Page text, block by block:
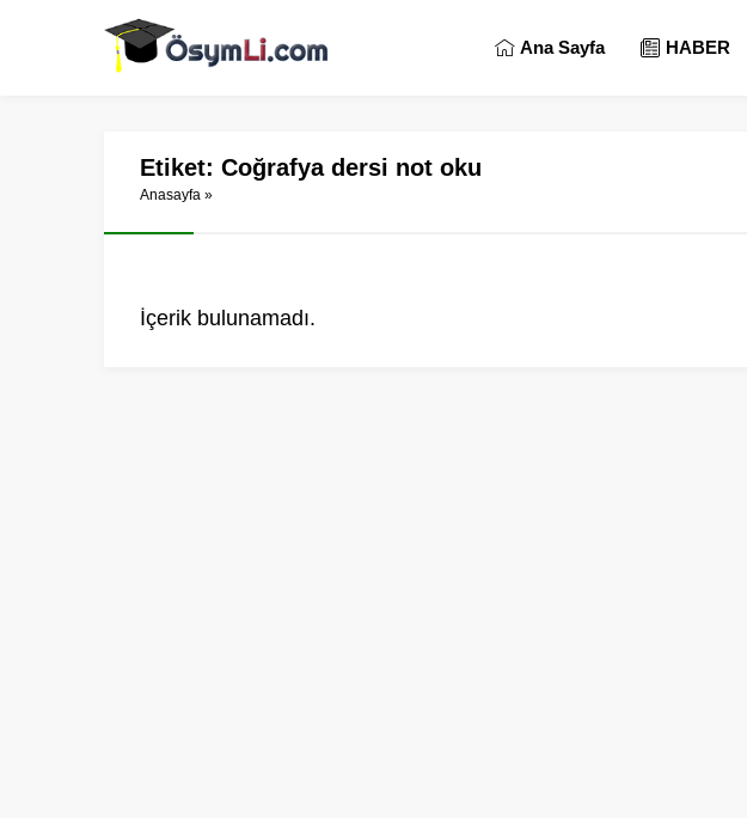
Ana Sayfa HABER
Etiket: Coğrafya dersi not oku
Anasayfa »
İçerik bulunamadı.